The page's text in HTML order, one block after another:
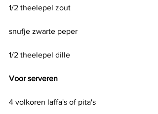
1/2 theelepel zout
snufje zwarte peper
1/2 theelepel dille
Voor serveren
4 volkoren laffa's of pita's